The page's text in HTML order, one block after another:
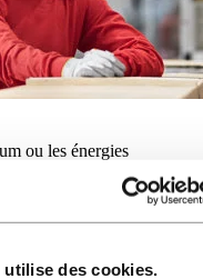
des cookies.
ou les énergies
des images.